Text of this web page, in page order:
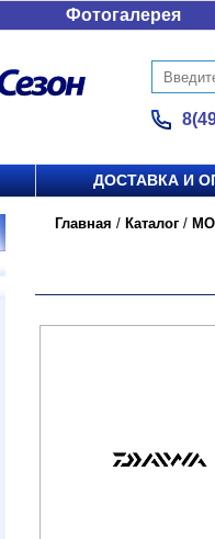
Фотогалерея
ДОСТАВКА И
Главная / Каталог /